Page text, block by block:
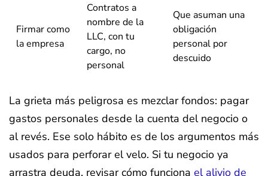
Firmar como
la empresa
Contratos a
nombre de la
LLC, con tu
cargo, no
personal
Que asuman una
obligación
personal por
descuido
La grieta más peligrosa es mezclar fondos: pagar
gastos personales desde la cuenta del negocio o
al revés. Ese solo hábito es de los argumentos más
usados para perforar el velo. Si tu negocio ya
arrastra deuda, revisar cómo funciona el alivio de